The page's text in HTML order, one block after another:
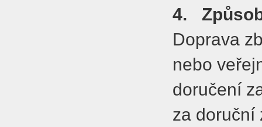
4.
Doprava
nebo
doručení
za doruční